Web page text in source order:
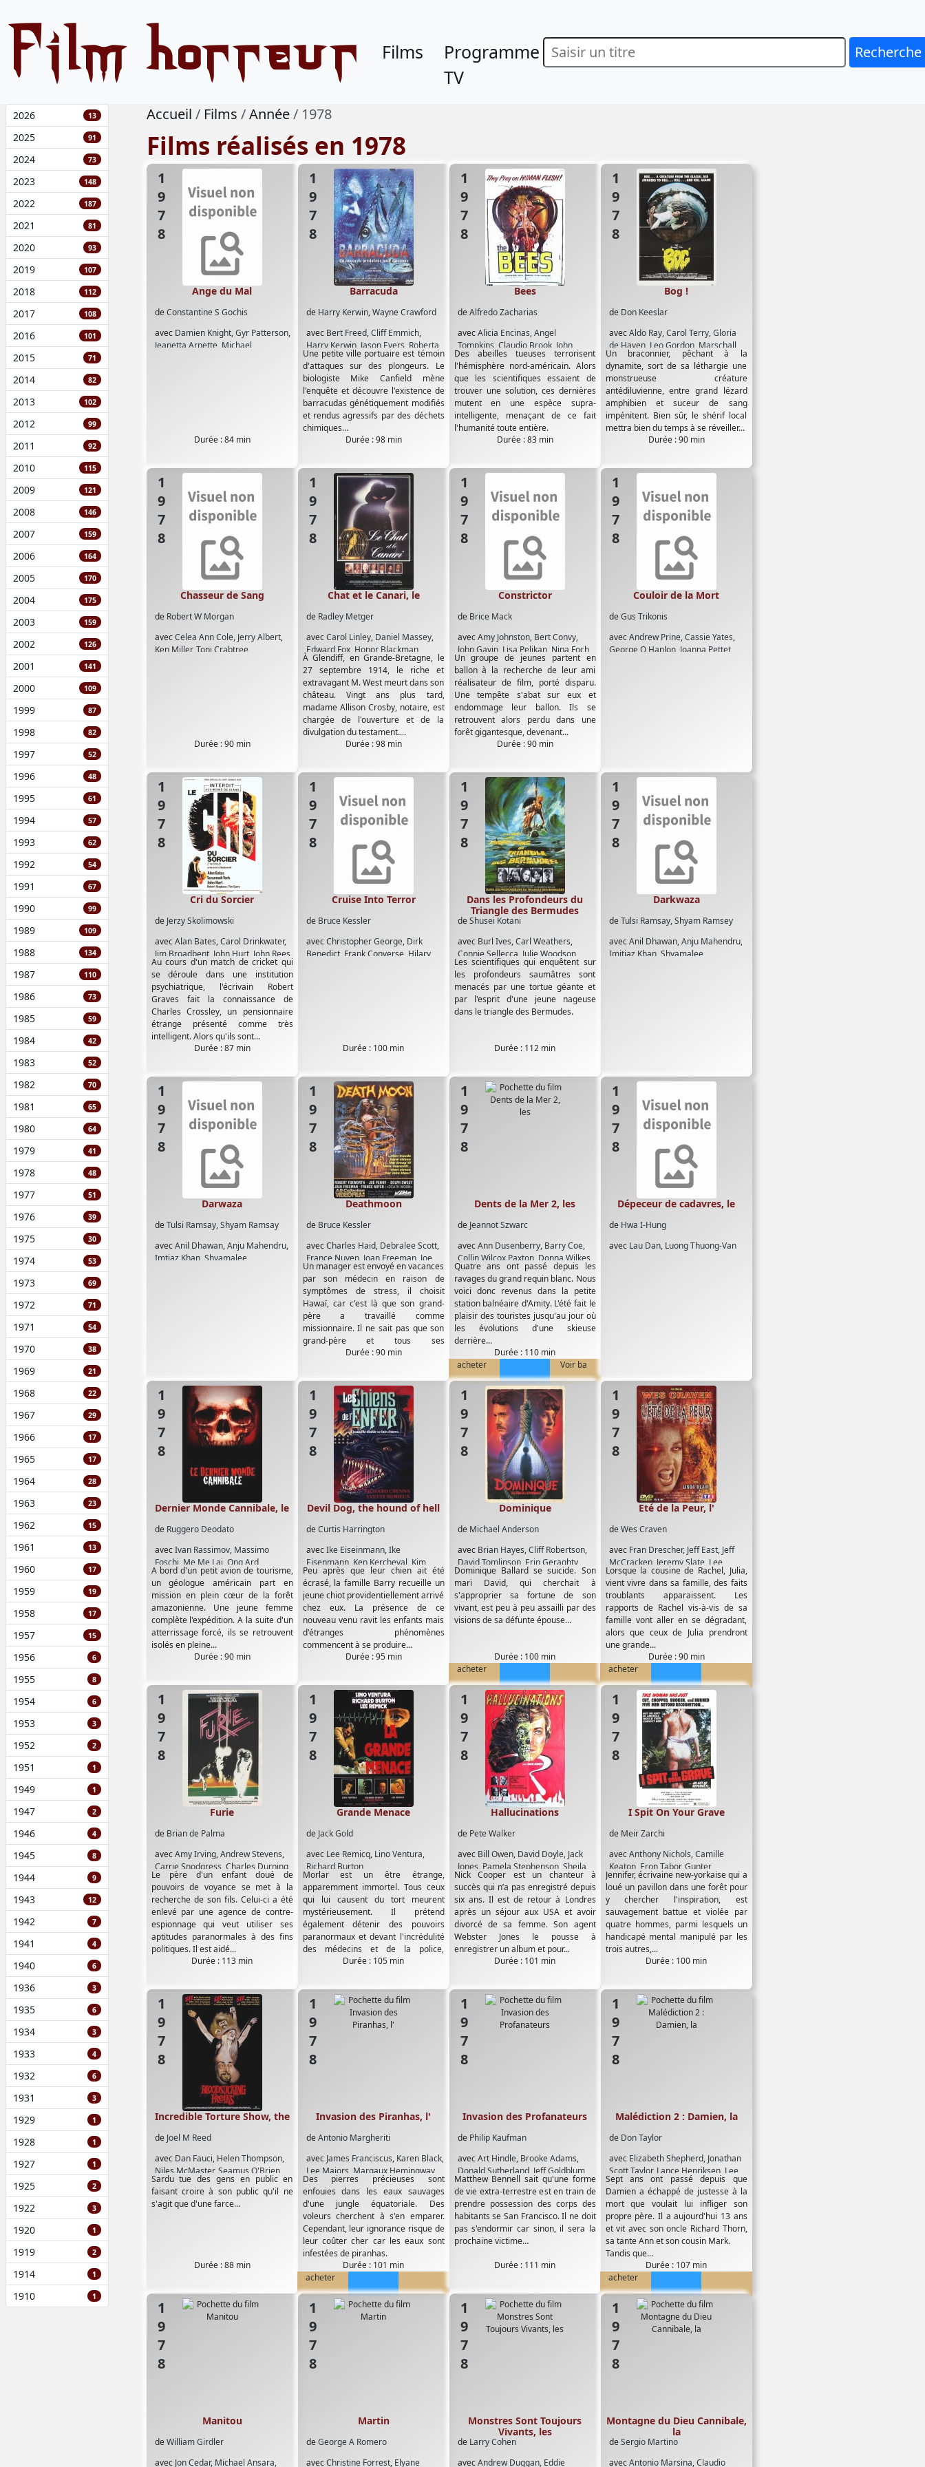
Film horreur Films
Programme
TV
Recherche
2026 13
2025 91
2024 73
2023 148
2022 187
2021 81
2020 93
2019 107
2018 112
2017 108
2016 101
2015 71
2014 82
2013 102
2012 99
2011 92
2010 115
2009 121
2008 146
2007 159
2006 164
2005 170
2004 175
2003 159
2002 126
2001 141
2000 109
1999 87
1998 82
1997 52
1996 48
1995 61
1994 57
1993 62
1992 54
1991 67
1990 99
1989 109
1988 134
1987 110
1986 73
1985 59
1984 42
1983 52
1982 70
1981 65
1980 64
1979 41
1978 48
1977 51
1976 39
1975 30
1974 53
1973 69
1972 71
1971 54
1970 38
1969 21
1968 22
1967 29
1966 17
1965 17
1964 28
1963 23
1962 15
1961 13
1960 17
1959 19
1958 17
1957 15
1956 6
1955 8
1954 6
1953 3
1952 2
1951 1
1949 1
1947 2
1946 4
1945 8
1944 9
1943 12
1942 7
1941 4
1940 6
1936 3
1935 6
1934 3
1933 4
1932 6
1931 3
1929 1
1928 1
1927 1
1925 2
1922 3
1920 1
1919 2
1914 1
1910 1
Accueil Films Année 1978
Films réalisés en 1978
1978
deConstantine S Gochis
avec Damien Knight,Gyr Patterson,
Jeanetta Arnette, Michael
Ange du Mal
Durée : 84 min
1978
de Harry Kerwin,Wayne Crawford
avec Bert Freed,Cliff Emmich,
Harry Kerwin, Jason Evers Roberta
Leighton,Scott Avery,Wayne
Crawford, Wayne Hackett,William
Kerwin
Barracuda
Une petite ville portuaire est témoin
d'attaques sur des plongeurs. Le
biologiste Mike Canfield mène
l'enquête et découvre l'existence de
barracudas génétiquement modifiés
et rendus agressifs par des déchets
chimiques…
Durée : 98 min
1978
deAlfredo Zacharias
avecAlicia Encinas,Angel
Tompkins Claudio Brook, John
Carradine,John Saxon, Julio Cesar
Bees
Des abeilles tueuses terrorisent
l'hémisphère nord-américain. Alors
que les scientifiques essaient de
trouver une solution, ces dernières
mutent en une espèce supra-
intelligente, menaçant de ce fait
l'humanité toute entière.
Durée : 83 min
1978
de Don Keeslar
avecAldo Ray,Carol Terry,Gloria
de Haven, Leo Gordon, Marschall
Thompson
Bog !
Un braconnier, pêchant à la
dynamite, sort de sa léthargie une
monstrueuse créature
antédiluvienne, entre grand lézard
amphibien et suceur de sang
impénitent. Bien sûr, le shérif local
mettra bien du temps à se réveiller...
Durée : 90 min
1978
de Robert W Morgan
avecCelea Ann Cole, Jerry Albert,
Ken Miller, Toni Crabtree
Chasseur de Sang
Durée : 90 min
1978
de Radley Metger
avecCarol Linley, Daniel Massey,
Edward Fox, Honor Blackman,
Michael Callan ,Olivia Hussey,Peter
McEnery,Wendy Hiller
Wilfrid
Hyde-White
Chat et le Canari, le
À Glendiff, en Grande-Bretagne, le
27 septembre 1914, le riche et
extravagant M. West meurt dans son
château. Vingt ans plus tard,
madame Allison Crosby, notaire, est
chargée de l'ouverture et de la
divulgation du testament....
Durée : 98 min
1978
de Brice Mack
avecAmy Johnston, Bert Convy,
John Gavin, Lisa Pelikan, Nina Foch
Constrictor
Un groupe de jeunes partent en
ballon à la recherche de leur ami
réalisateur de film, porté disparu.
Une tempête s'abat sur eux et
endommage leur ballon. Ils se
retrouvent alors perdu dans une
forêt gigantesque, devenant...
Durée : 90 min
1978
deGus Trikonis
avecAndrew Prine,Cassie Yates,
George O Hanlon, Joanna Pettet,
Couloir de la Mort
1978
de Jerzy Skolimowski
avecAlan Bates,Carol Drinkwater,
Jim Broadbent, John Hurt, John Rees
Julian Hough,Robert Stephens,
Sussanah York,Tim Curry
Cri du Sorcier
Au cours d'un match de cricket qui
se déroule dans une institution
psychiatrique, l'écrivain Robert
Graves fait la connaissance de
Charles Crossley, un pensionnaire
étrange présenté comme très
intelligent. Alors qu'ils sont...
Durée : 87 min
1978
de Bruce Kessler
avecChristopher George, Dirk
Benedict, Frank Converse, Hilary
Cruise Into Terror
Durée : 100 min
1978
deShusei Kotani
avec Burl Ives,Carl Weathers,
Connie Sellecca Julie Woodson,
Leight McCloskey,Ruth Attaway
Dans les Profondeurs du
Triangle des Bermudes
Les scientifiques qui enquêtent sur
les profondeurs saumâtres sont
menacés par une tortue géante et
par l'esprit d'une jeune nageuse
dans le triangle des Bermudes.
Durée : 112 min
1978
deTulsi Ramsay,Shyam Ramsey
avecAnil Dhawan,Anju Mahendru,
Imitiaz Khan, Shyamalee
Darkwaza
1978
deTulsi Ramsay,Shyam Ramsay
avecAnil Dhawan,Anju Mahendru,
Imtiaz Khan, Shyamalee
Darwaza
1978
de Bruce Kessler
avecCharles Haid, Debralee Scott,
France Nuyen, Joan Freeman, Joe
Penny,Robert Foxworth
Deathmoon
Un manager est envoyé en vacances
par son médecin en raison de
symptômes de stress, il choisit
Hawaï, car c'est là que son grand-
père a travaillé comme
missionnaire. Il ne sait pas que son
grand-père et tous ses
successeurs...Durée : 90 min
1978
de Jeannot Szwarc
avecAnn Dusenberry, Barry Coe,
Collin Wilcox Paxton, Donna Wilkes
Gary Dubin Gary Springer,
GµThomas Dunlop,Jeffrey Kramer,
John Dukakis,Joseph Mascolo
Lorraine Gary,Mark Gruner,Murray
Hamilton, Roy Scheider,Susan
French
Dents de la Mer 2, les
Quatre ans ont passé depuis les
ravages du grand requin blanc. Nous
voici donc revenus dans la petite
station balnéaire d'Amity. L'été fait le
plaisir des touristes jusqu'au jour où
les évolutions d'une skieuse
derrière...
Durée : 110 min
acheter
Voir ba
1978
de Hwa I-Hung
avec Lau Dan, Luong Thuong-Van
Dépeceur de cadavres, le
1978
de Ruggero Deodato
avecIvan Rassimov, Massimo
Foschi Me Me Lai Ong Ard,
Pratitsak Singhara,Sheik Razak
Shikur,Sullalewan Suxantat
Dernier Monde Cannibale, le
A bord d'un petit avion de tourisme,
un géologue américain part en
mission en plein cœur de la forêt
amazonienne. Une jeune femme
complète l'expédition. A la suite d'un
atterrissage forcé, ils se retrouvent
isolés en pleine...
Durée : 90 min
1978
deCurtis Harrington
avecIke Eiseinmann,Ike
Eisenmann, Ken Kercheval Kim
Richards,Lou Frizzell Martine
Beswick, R G Armstrong ,Richard
Crenna,Victor Jory,Yvette Mimieux
Devil Dog, the hound of hell
Peu après que leur chien ait été
écrasé, la famille Barry recueille un
jeune chiot providentiellement arrivé
chez eux. La présence de ce
nouveau venu ravit les enfants mais
d'étranges phénomènes
commencent à se produire...
Durée : 95 min
1978
de Michael Anderson
avec Brian Hayes,Cliff Robertson,
David Tomlinson, Erin Geraghty,
Flora Robson,Ian Holden,Jack
McKenzie,Jack Warner,Jean
Simmons,Jenny Agutter,Judy
Geeson,Leslie Dwyer,Michael
Jayston,Ron Moody,Simon Ward
Dominique
Dominique Ballard se suicide. Son
mari David, qui cherchait à
s'approprier sa fortune de son
vivant, est peu à peu assailli par des
visions de sa défunte épouse…
Durée : 100 min
acheter
1978
deWes Craven
avec Fran Drescher, Jeff East, Jeff
McCracken, Jeremy Slate, Lee
Purcell, Linda Blair, McDonald Carey
Eté de la Peur, l'
Lorsque la cousine de Rachel, Julia,
vient vivre dans sa famille, des faits
troublants apparaissent. Les
rapports de Rachel vis-à-vis de sa
famille vont aller en se dégradant,
alors que ceux de Julia prendront
une grande...
Durée : 90 min
acheter
1978
de Brian de Palma
avecAmy Irving,Andrew Stevens,
Carrie Snodgress Charles Durning,
Fiona Lewis, John Cassavetes,Kirk
Douglas ,William Finley
Furie
Le père d'un enfant doué de
pouvoirs de voyance se met à la
recherche de son fils. Celui-ci a été
enlevé par une agence de contre-
espionnage qui veut utiliser ses
aptitudes paranormales à des fins
politiques. Il est aidé...
Durée : 113 min
1978
de Jack Gold
avec Lee Remicq, Lino Ventura,
Richard Burton
Grande Menace
Morlar est un être étrange,
apparemment immortel. Tous ceux
qui lui causent du tort meurent
mystérieusement. Il prétend
également détenir des pouvoirs
paranormaux et devant l'incrédulité
des médecins et de la police,
Durée : 105 min
1978
de Pete Walker
avec Bill Owen, David Doyle, Jack
Jones Pamela Stephenson, Sheila
Keith
Hallucinations
Nick Cooper est un chanteur à
succès qui n’a pas enregistré depuis
six ans. Il est de retour à Londres
après un séjour aux USA et avoir
divorcé de sa femme. Son agent
Webster Jones le pousse à
enregistrer un album et pour...
Durée : 101 min
1978
de Meir Zarchi
avecAnthony Nichols,Camille
Keaton, Eron Tabor, Gunter
Kleeman,Richard Pace
I Spit On Your Grave
Jennifer, écrivaine new-yorkaise qui a
loué un pavillon dans une forêt pour
y chercher l'inspiration, est
sauvagement battue et violée par
quatre hommes, parmi lesquels un
handicapé mental manipulé par les
trois autres,...
Durée : 100 min
1978
de Joel M Reed
avec Dan Fauci, Helen Thompson,
Niles McMaster, Seamus O'Brien,
Viju Krem
Incredible Torture Show, the
Sardu tue des gens en public en
faisant croire à son public qu'il ne
s'agit que d'une farce...
Durée : 88 min
1978
deAntonio Margheriti
avec James Franciscus, Karen Black,
Lee Majors Margaux Hemingway,
Marisa Berenson
Invasion des Piranhas, l'
Des pierres précieuses sont
enfouies dans les eaux sauvages
d'une jungle équatoriale. Des
voleurs cherchent à s'en emparer.
Cependant, leur ignorance risque de
leur coûter cher car les eaux sont
infestées de piranhas.
Durée : 101 min
acheter
1978
de Philip Kaufman
avecArt Hindle, Brooke Adams,
Donald Sutherland, Jeff Goldblum,
Kevin McCarthy, Leonard Nimoy,
Veronica Cartwright
Invasion des Profanateurs
Matthew Bennell sait qu'une forme
de vie extra-terrestre est en train de
prendre possession des corps des
habitants se San Francisco. Il ne doit
pas s'endormir car sinon, il sera la
prochaine victime…
Durée : 111 min
1978
de Don Taylor
avec Elizabeth Shepherd, Jonathan
Scott Taylor, Lance Henriksen, Lee
Grant,Leo McKern,Lew Ayres,
Robert Foxworth,Sylvia Sidney,
William Holden
Malédiction 2 : Damien, la
Sept ans ont passé depuis que
Damien a échappé de justesse à la
mort que voulait lui infliger son
propre père. Il a aujourd'hui 13 ans
et vit avec son oncle Richard Thorn,
sa tante Ann et son cousin Mark.
Tandis que...
Durée : 107 min
acheter
1978
deWilliam Girdler
avec Jon Cedar, Michael Ansara,
Manitou
1978
deGeorge A Romero
avecChristine Forrest, Elyane
Martin
1978
de Larry Cohen
avecAndrew Duggan, Eddie
Monstres Sont Toujours
Vivants, les
1978
deSergio Martino
avecAntonio Marsina,Claudio
Montagne du Dieu Cannibale,
la